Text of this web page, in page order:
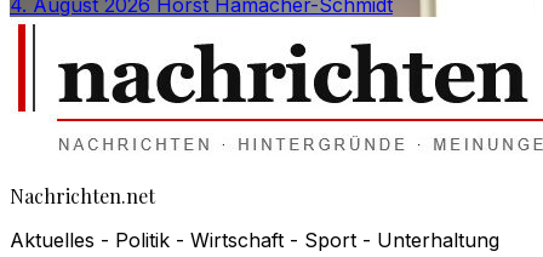
Nachrichten.net
Aktuelles - Politik - Wirtschaft - Sport - Unterhaltung